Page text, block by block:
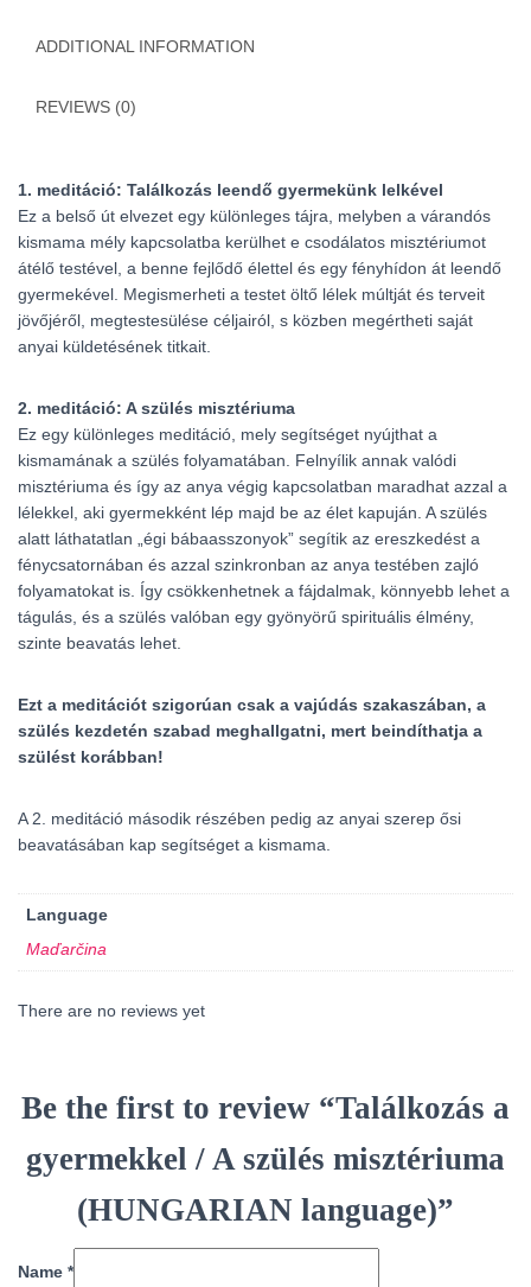
ADDITIONAL INFORMATION
REVIEWS (0)
1. meditáció: Találkozás leendő gyermekünk lelkével
Ez a belső út elvezet egy különleges tájra, melyben a várandós
kismama mély kapcsolatba kerülhet e csodálatos misztériumot
átélő testével, a benne fejlődő élettel és egy fényhídon át leendő
gyermekével. Megismerheti a testet öltő lélek múltját és terveit
jövőjéről, megtestesülése céljairól, s közben megértheti saját
anyai küldetésének titkait.
2. meditáció: A szülés misztériuma
Ez egy különleges meditáció, mely segítséget nyújthat a
kismamának a szülés folyamatában. Felnyílik annak valódi
misztériuma és így az anya végig kapcsolatban maradhat azzal a
lélekkel, aki gyermekként lép majd be az élet kapuján. A szülés
alatt láthatatlan „égi bábaasszonyok” segítik az ereszkedést a
fénycsatornában és azzal szinkronban az anya testében zajló
folyamatokat is. Így csökkenhetnek a fájdalmak, könnyebb lehet a
tágulás, és a szülés valóban egy gyönyörű spirituális élmény,
szinte beavatás lehet.
Ezt a meditációt szigorúan csak a vajúdás szakaszában, a
szülés kezdetén szabad meghallgatni, mert beindíthatja a
szülést korábban!
A 2. meditáció második részében pedig az anyai szerep ősi
beavatásában kap segítséget a kismama.
Language
Maďarčina
There are no reviews yet
Be the first to review “Találkozás a
gyermekkel / A szülés misztériuma
(HUNGARIAN language)”
Name *